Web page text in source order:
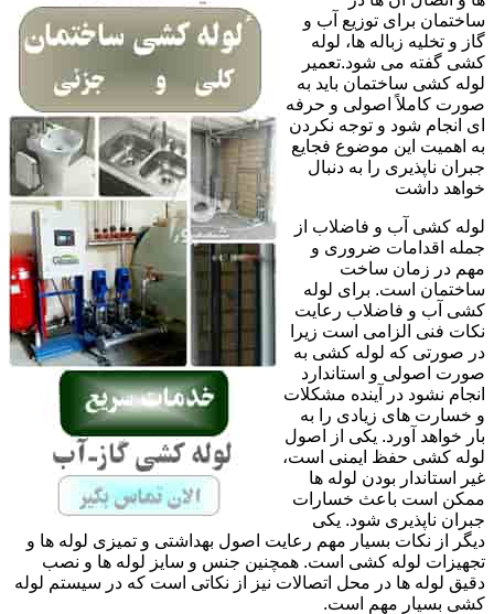
ساختمان برای توزیع آب و
گاز و تخلیه زباله ها، لوله
کشی گفته می شود.تعمیر
لوله کشی ساختمان باید به
صورت کاملاً اصولی و حرفه
ای انجام شود و توجه نکردن
به اهمیت این موضوع فجایع
جبران ناپذیری را به دنبال
خواهد داشت
لوله کشی آب و فاضلاب از
جمله اقدامات ضروری و
مهم در زمان ساخت
ساختمان است. برای لوله
کشی آب و فاضلاب رعایت
نکات فنی الزامی است زیرا
در صورتی که لوله کشی به
صورت اصولی و استاندارد
انجام نشود در آینده مشکلات
و خسارت های زیادی را به
بار خواهد آورد. یکی از اصول
لوله کشی حفظ ایمنی است،
غیر استاندار بودن لوله ها
ممکن است باعث خسارات
جبران ناپذیری شود. یکی
دیگر از نکات بسیار مهم رعایت اصول بهداشتی و تمیزی لوله ها و
تجهیزات لوله کشی است. همچنین جنس و سایز لوله ها و نصب
دقیق لوله ها در محل اتصالات نیز از نکاتی است که در سیستم لوله
کشی بسیار مهم است.